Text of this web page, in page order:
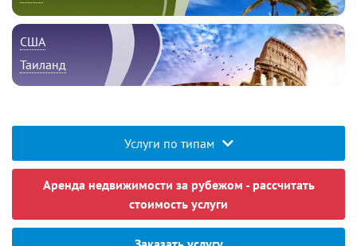
США
Таиланд
Услуги по типам
Аренда недвижимости за рубежом - рассчитать
стоимость услуги